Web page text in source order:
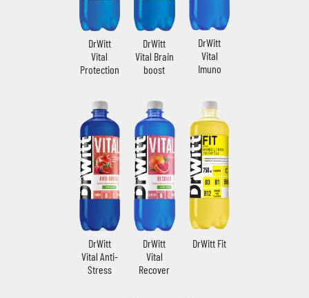
DrWitt
Vital
Protection
DrWitt
Vital Brain
boost
DrWitt
Vital
Imuno
DrWitt
Vital Anti-
Stress
DrWitt
Vital
Recover
DrWitt Fit